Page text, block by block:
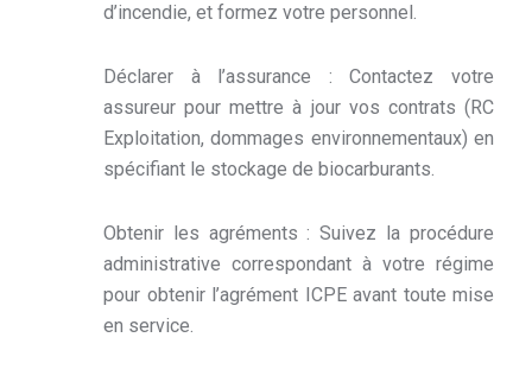
d’incendie, et formez votre personnel.
Déclarer à l’assurance : Contactez votre
assureur pour mettre à jour vos contrats (RC
Exploitation, dommages environnementaux) en
spécifiant le stockage de biocarburants.
Obtenir les agréments : Suivez la procédure
administrative correspondant à votre régime
pour obtenir l’agrément ICPE avant toute mise
en service.